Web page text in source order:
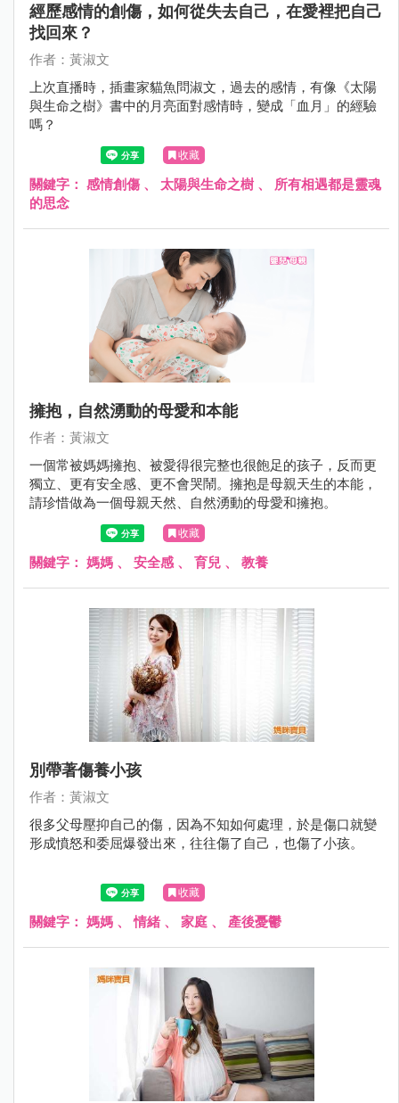
經歷感情的創傷，如何從失去自己，在愛裡把自己
找回來？
作者：黃淑文
上次直播時，插畫家貓魚問淑文，過去的感情，有像《太陽
與生命之樹》書中的月亮面對感情時，變成「血月」的經驗
嗎？
收藏
關鍵字： 感情創傷 、 太陽與生命之樹 、 所有相遇都是靈魂
的思念
擁抱，自然湧動的母愛和本能
作者：黃淑文
一個常被媽媽擁抱、被愛得很完整也很飽足的孩子，反而更
獨立、更有安全感、更不會哭鬧。擁抱是母親天生的本能，
請珍惜做為一個母親天然、自然湧動的母愛和擁抱。
收藏
關鍵字： 媽媽 、 安全感 、 育兒 、 教養
別帶著傷養小孩
作者：黃淑文
很多父母壓抑自己的傷，因為不知如何處理，於是傷口就變
形成憤怒和委屈爆發出來，往往傷了自己，也傷了小孩。
收藏
關鍵字： 媽媽 、情緒 、 家庭 、 產後憂鬱